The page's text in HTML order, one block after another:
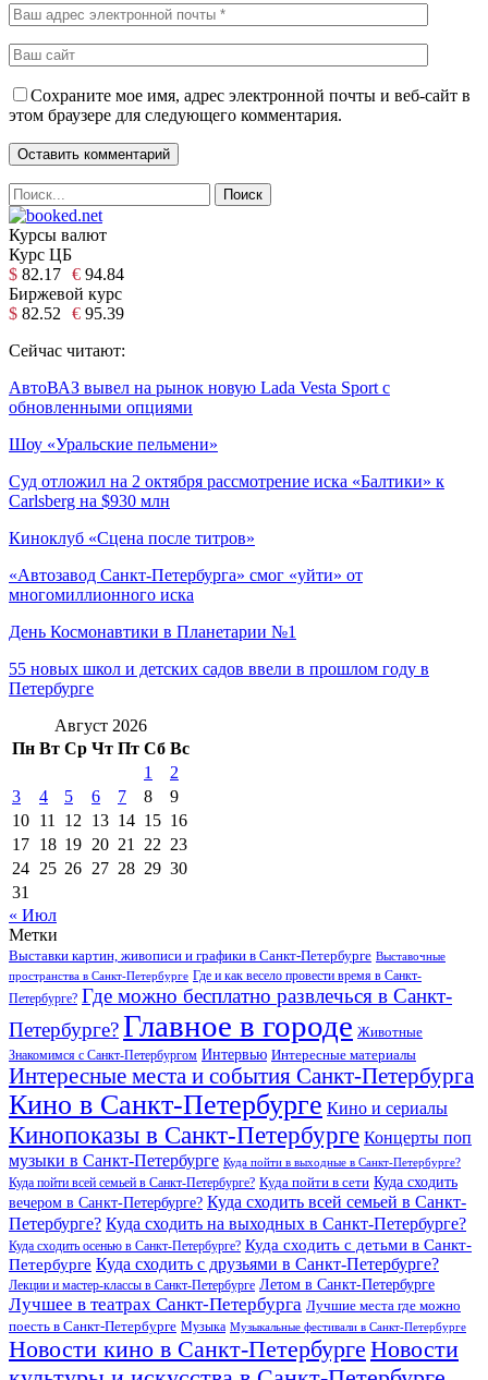
Сохраните мое имя, адрес электронной почты и веб-сайт в
этом браузере для следующего комментария.
Курсы валют
Курс ЦБ
$ 82.17 € 94.84
Биржевой курс
$ 82.52 € 95.39
Сейчас читают:
АвтоВАЗ вывел на рынок новую Lada Vesta Sport с
обновленными опциями
Шоу «Уральские пельмени»
Суд отложил на 2 октября рассмотрение иска «Балтики» к
Carlsberg на $930 млн
Киноклуб «Сцена после титров»
«Автозавод Санкт-Петербурга» смог «уйти» от
многомиллионного иска
День Космонавтики в Планетарии №1
55 новых школ и детских садов ввели в прошлом году в
Петербурге
Август 2026
Пн Вт Ср Чт Пт Сб Вс
1
2
3
4 5 6 7 8
9
10 11 12 13 14 15 16
17 18 19 20 21 22 23
24 25 26 27 28 29 30
31
« Июл
Метки
Выставки картин, живописи и графики в Санкт-Петербурге Выставочные
пространства в Санкт-Петербурге Где и как весело провести время в Санкт-
Петербурге? Где можно бесплатно развлечься в Санкт-
Петербурге?Главное в городе Животные
Знакомимся с Санкт-Петербургом Интервью Интересные материалы
Интересные места и события Санкт-Петербурга
Кино в Санкт-Петербурге Кино и сериалы
Кинопоказы в Санкт-Петербурге Концерты поп
музыки в Санкт-Петербурге Куда пойти в выходные в Санкт-Петербурге?
Куда пойти всей семьей в Санкт-Петербурге? Куда пойти в сети Куда сходить
вечером в Санкт-Петербурге? Куда сходить всей семьей в Санкт-
Петербурге? Куда сходить на выходных в Санкт-Петербурге?
Куда сходить осенью в Санкт-Петербурге? Куда сходить с детьми в Санкт-
Петербурге Куда сходить с друзьями в Санкт-Петербурге?
Лекции и мастер-классы в Санкт-Петербурге Летом в Санкт-Петербурге
Лучшее в театрах Санкт-Петербурга Лучшие места где можно
поесть в Санкт-Петербурге Музыка Музыкальные фестивали в Санкт-Петербурге
Новости кино в Санкт-Петербурге Новости